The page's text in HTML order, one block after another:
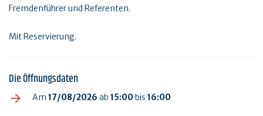
Fremdenführer und Referenten.
Mit Reservierung.
Die Öffnungsdaten
Am 17/08/2026 ab 15:00bis 16:00